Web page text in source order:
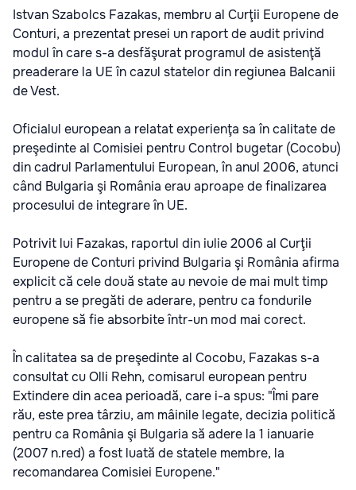
Istvan Szabolcs Fazakas, membru al Curţii Europene de
Conturi, a prezentat presei un raport de audit privind
modul în care s-a desfăşurat programul de asistenţă
preaderare la UE în cazul statelor din regiunea Balcanii
de Vest.
Oficialul european a relatat experienţa sa în calitate de
preşedinte al Comisiei pentru Control bugetar (Cocobu)
din cadrul Parlamentului European, în anul 2006, atunci
când Bulgaria şi România erau aproape de finalizarea
procesului de integrare în UE.
Potrivit lui Fazakas, raportul din iulie 2006 al Curţii
Europene de Conturi privind Bulgaria şi România afirma
explicit că cele două state au nevoie de mai mult timp
pentru a se pregăti de aderare, pentru ca fondurile
europene să fie absorbite într-un mod mai corect.
În calitatea sa de preşedinte al Cocobu, Fazakas s-a
consultat cu Olli Rehn, comisarul european pentru
Extindere din acea perioadă, care i-a spus: "Îmi pare
rău, este prea târziu, am mâinile legate, decizia politică
pentru ca România şi Bulgaria să adere la 1 ianuarie
(2007 n.red) a fost luată de statele membre, la
recomandarea Comisiei Europene."